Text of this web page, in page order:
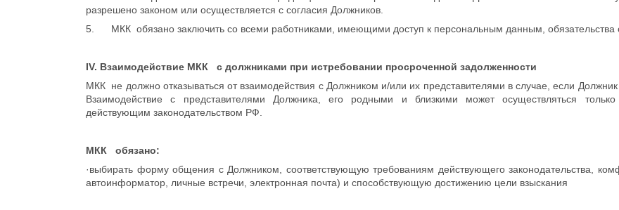
разрешено законом или осуществляется с согласия Должников.
5. МКК обязано заключить со всеми работниками, имеющими доступ к персональным данным, обязательства о
IV. Взаимодействие МКК с должниками при истребовании просроченной задолженности
МКК не должно отказываться от взаимодействия с Должником и/или их представителями в случае, если
Взаимодействие с представителями Должника, его родными и близкими может осуществляться
действующим законодательством РФ.
МКК обязано:
·выбирать форму общения с Должником, соответствующую требованиям действующего законодательства,
автоинформатор, личные встречи, электронная почта) и способствующую достижению цели взыскания